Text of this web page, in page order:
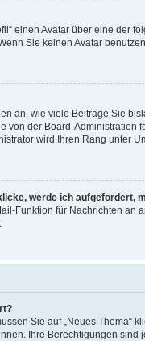
einen Avatar über eine der
Sie keinen Avatar
an, wie viele Beiträge Sie
von der Board-
wird Ihren Rang unter
werde ich aufgefordert,
Funktion für Nachrichten
Sie auf „Neues Thema“
Ihre Berechtigungen sind